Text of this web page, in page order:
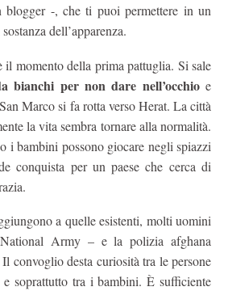
blogger -, che ti puoi permettere in un
dell’apparenza.
il momento della prima pattuglia. Si sale
bianchi per non dare nell’occhioe
Marco si fa rotta verso Herat. La città
la vita sembra tornare alla normalità.
i bambini possono giocare negli spiazzi
conquista per un paese che cerca di
a quelle esistenti, molti uomini
Army – e la polizia afghana
convoglio desta curiosità tra le persone
soprattutto tra i bambini. È sufficiente